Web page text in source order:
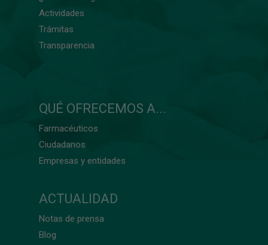
Actividades
Trámitas
Transparencia
QUÉ OFRECEMOS A...
Farmacéuticos
Ciudadanos
Empresas y entidades
ACTUALIDAD
Notas de prensa
Blog